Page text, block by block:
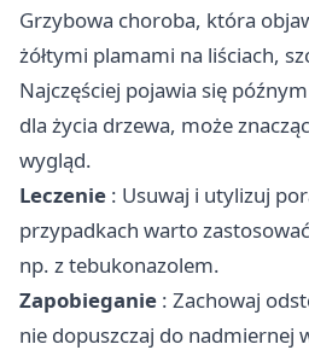
Grzybowa choroba, która
żółtymi plamami na liściach,
Najczęściej pojawia się
dla życia drzewa, może
wygląd.
Leczenie : Usuwaj i utylizuj
przypadkach warto
np. z tebukonazolem.
Zapobieganie : Zachowaj
nie dopuszczaj do nadmiernej